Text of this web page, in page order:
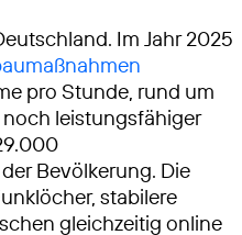
Im Jahr 2025
pro Stunde, rund um
noch leistungsfähiger
Bevölkerung. Die
stabilere
gleichzeitig online